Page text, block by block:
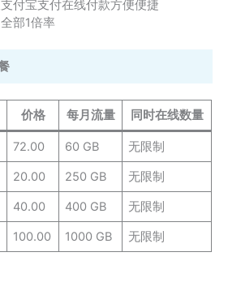
付宝支付在线付款方便便捷
部1倍率
价格 每月流量 同时在线数量
72.00 60 GB 无限制
20.00 250 GB 无限制
40.00 400 GB 无限制
100.00 1000 GB 无限制